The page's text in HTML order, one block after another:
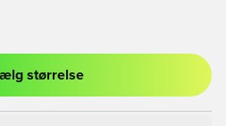
ind eller tilmelde dig som medlem
størrelse